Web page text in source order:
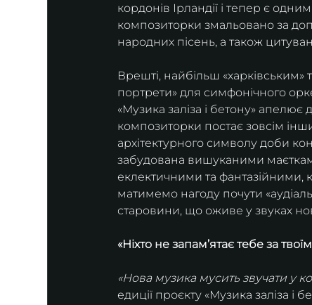
кордонів Ірландії і тепер є
композиторки змальовано за
народних пісень, а також
Врешті, найбільш «харківським»
портрети» для симфонічного
«Музика заліза і бетону» апелює
композиторки постає зовсім
архітектурного символу доби
забудована вишуканими
еклектичними та фантазійними,
матимемо нагоду почути
старовини, що оживе у звуках
«Ніхто не запам’ятає тебе за
«Нова музика мусить звучати у
едиції проєкту «Музика заліза і